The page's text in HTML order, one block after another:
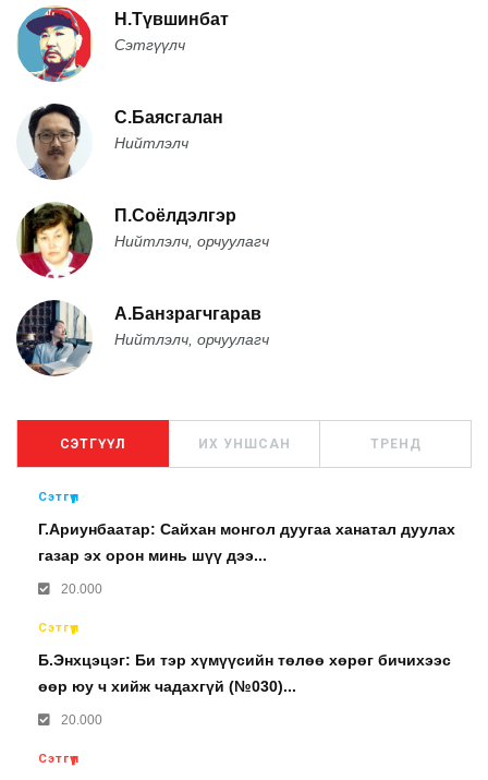
Н.Түвшинбат
Сэтгүүлч
С.Баясгалан
Нийтлэлч
П.Соёлдэлгэр
Нийтлэлч, орчуулагч
А.Банзрагчгарав
Нийтлэлч, орчуулагч
СЭТГҮҮЛ ИХ УНШСАН ТРЕНД
Сэтгүүл
Г.Ариунбаатар: Сайхан монгол дуугаа ханатал дуулах
газар эх орон минь шүү дээ...
20.000
Сэтгүүл
Б.Энхцэцэг: Би тэр хүмүүсийн төлөө хөрөг бичихээс
өөр юу ч хийж чадахгүй (№030)...
20.000
Сэтгүүл